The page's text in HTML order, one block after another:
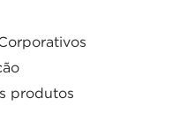
produtos